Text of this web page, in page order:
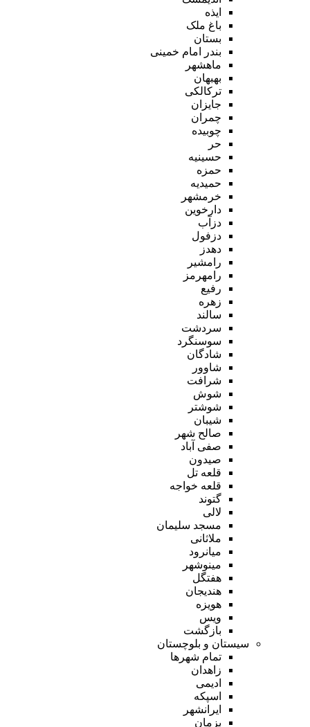
ایذه
باغ ملک
بستان
بندر امام خمینی
ماهشهر
بهبهان
ترکالکی
جایزان
چمران
چوبیده
حر
حسینیه
حمزه
حمیدیه
خرمشهر
دارخوین
دزآب
دزفول
دهدز
رامشیر
رامهرمز
رفیع
زهره
سالند
سردشت
سوسنگرد
شادگان
شاوور
شرافت
شوش
شوشتر
شیبان
صالح شهر
صفی آباد
صیدون
قلعه تل
قلعه خواجه
گتوند
لالی
مسجد سلیمان
ملاثانی
میانرود
مینوشهر
هفتگل
هندیجان
هویزه
ویس
بازگشت
سیستان و بلوچستان
تمام شهر‌ها
زاهدان
ادیمی
اسپکه
ایرانشهر
بزمان